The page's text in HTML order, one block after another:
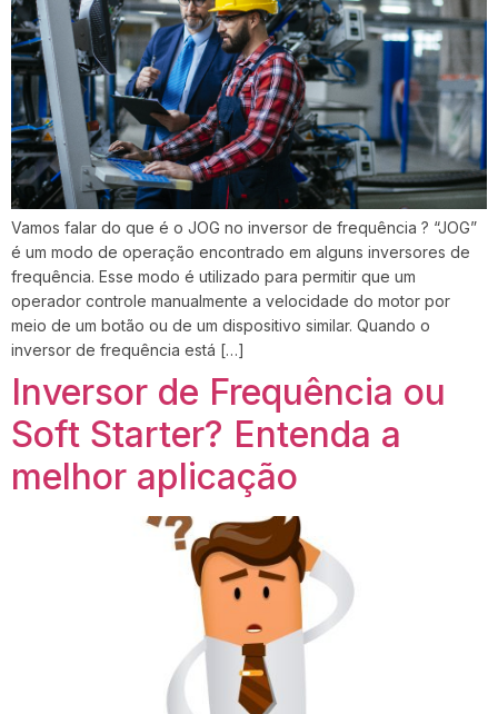
Vamos falar do que é o JOG no inversor de frequência ? “JOG”
é um modo de operação encontrado em alguns inversores de
frequência. Esse modo é utilizado para permitir que um
operador controle manualmente a velocidade do motor por
meio de um botão ou de um dispositivo similar. Quando o
inversor de frequência está […]
Inversor de Frequência ou
Soft Starter? Entenda a
melhor aplicação